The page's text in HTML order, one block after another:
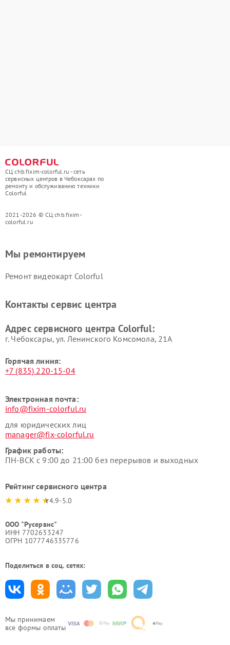
СЦ chb.fixim-colorful.ru - сеть
сервисных центров в Чебоксарах по
ремонту и обслуживанию техники
Colorful
2021-2026 © СЦ chb.fixim-
colorful.ru
Мы принимаем
все формы оплаты
Мы ремонтируем
Ремонт видеокарт Colorful
Контакты сервис центра
Адрес сервисного центра Colorful:
г. Чебоксары, ул. Ленинского Комсомола, 21А
Горячая линия:
+7 (835) 220-15-04
Электронная почта:
info@fixim-colorful.ru
для юридических лиц
manager@fix-colorful.ru
График работы:
ПН-ВСК с 9:00 до 21:00 без перерывов и выходных
Рейтинг сервисного центра
4.9-5.0
ООО "Русервис"
ИНН 7702633247
ОГРН 1077746335776
Поделиться в соц. сетях: